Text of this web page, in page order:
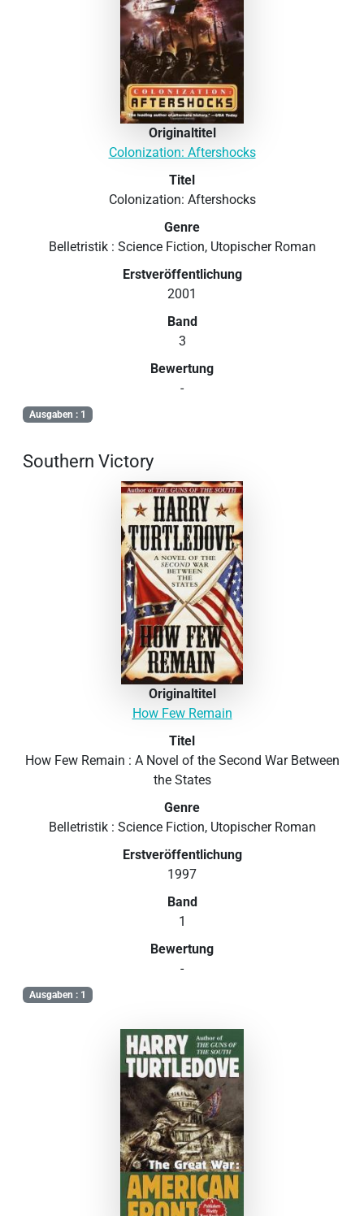
Originaltitel
Colonization: Aftershocks
Titel
Colonization: Aftershocks
Genre
Belletristik : Science Fiction, Utopischer Roman
Erstveröffentlichung
2001
Band
3
Bewertung
-
Ausgaben : 1
Southern Victory
Originaltitel
How Few Remain
Titel
How Few Remain : A Novel of the Second War Between
the States
Genre
Belletristik : Science Fiction, Utopischer Roman
Erstveröffentlichung
1997
Band
1
Bewertung
-
Ausgaben : 1